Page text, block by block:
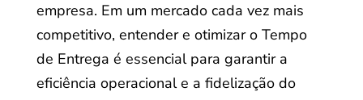
empresa. Em um mercado cada vez mais
competitivo, entender e otimizar o Tempo
de Entrega é essencial para garantir a
eficiência operacional e a fidelização do